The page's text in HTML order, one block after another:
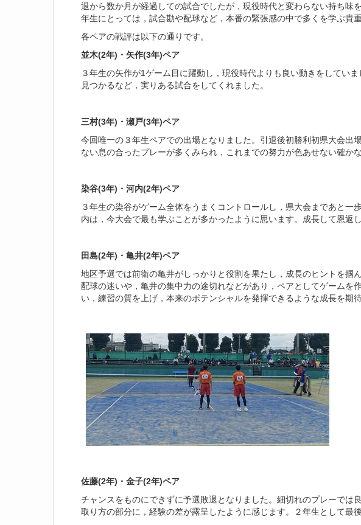
退から数か月が経過しての試合でしたが，現役時代と変わらない持ち味
年生にとっては，試合勘や配球など，本番の緊張感の中で多くを学ぶ貴
各ペアの戦評は以下の通りです。
並木(2年)・矢作(3年)ペア
３年生の矢作が1ゲーム目に躍動し，現役時代よりも良い動きをしてい
見つかるなど，実りある試合をしてくれました。
三村(3年)・瀬戸(3年)ペア
今回唯一の３年生ペアでの出場となりました。引退後初勝利初県大会出
ない息の合ったプレーが多くみられ，これまでの努力が色あせない確か
染谷(3年)・河内(2年)ペア
３年生の染谷がゲーム全体をうまくコントロールし，県大会まであと一
内は，今大会で最も学ぶことが多かったように思います。成長して恩返
田島(2年)・亀井(2年)ペア
地区予選では前衛の亀井がしっかりと役割を果たし，成長のヒントを掴
配球の迷いや，亀井の集中力の途切れなどがあり，ペアとしてゲームを
い，練習の質を上げ，本来のポテンシャルを発揮できるような成長を期待
佐藤(2年)・金子(2年)ペア
チャンスをものにできずに予選敗退となりました。細切れのプレーでは
取り方の部分に，経験の差が露呈したように感じます。２年生として最